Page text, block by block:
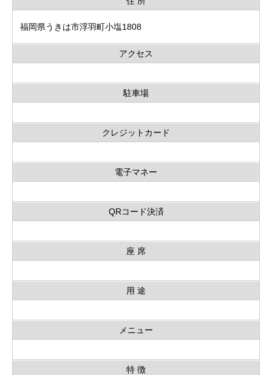
福岡県うきは市浮羽町小塩1808
アクセス
駐車場
クレジットカード
電子マネー
QRコード決済
座 席
用 途
メニュー
特 徴